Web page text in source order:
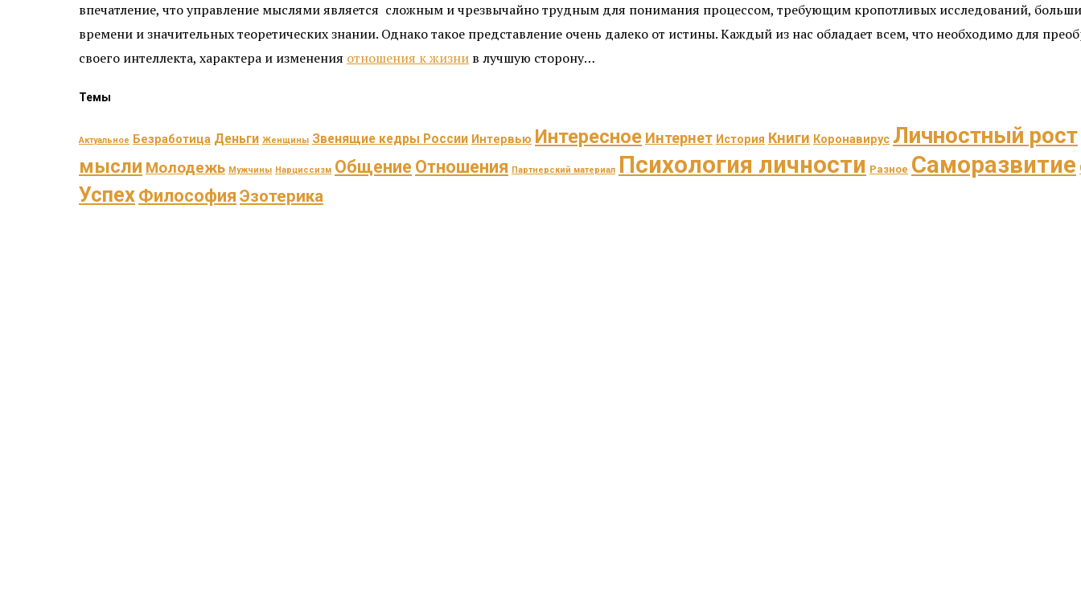
впечатление, что управление мыслями является сложным и чрезвычайно трудным для понимания процессом, требующим кропотливых исследований,
времени и значительных теоретических знании. Однако такое представление очень далеко от истины. Каждый из нас обладает всем, что необходимо для
своего интеллекта, характера и изменения отношения к жизни в лучшую сторону…
Темы
Актуальное Безработица Деньги Женщины Звенящие кедры России Интервью Интересное Интернет История Книги Коронавирус Личностный рост
мысли Молодежь Мужчины Нарциссизм Общение Отношения Партнерский материал Психология личности Разное Саморазвитие
Успех Философия Эзотерика